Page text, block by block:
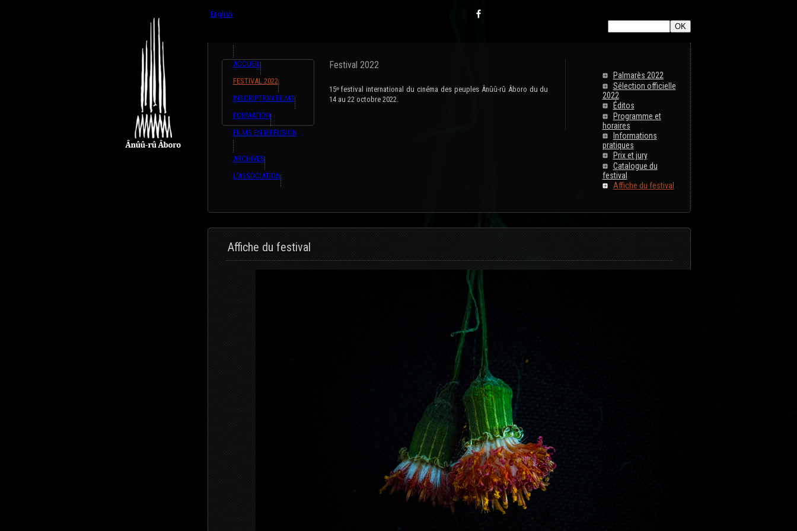
English
ACCUEIL
FESTIVAL 2022
INSCRIPTION FILMS
FORMATION
FILMS EN DIFFUSION
ARCHIVES
L’ASSOCIATION
Festival 2022
15ᶱ festival international du cinéma des peuples Ânûû-rû Âboro du du
14 au 22 octobre 2022.
Palmarès 2022
Sélection officielle
2022
Éditos
Programme et
horaires
Informations
pratiques
Prix et jury
Catalogue du
festival
Affiche du festival
Affiche du festival